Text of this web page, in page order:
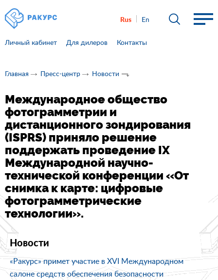
Rus En
Личный кабинет Для дилеров Контакты
Главная Пресс-центр Новости
Международное общество
фотограмметрии и
дистанционного зондирования
(ISPRS) приняло решение
поддержать проведение IX
Международной научно-
технической конференции «От
снимка к карте: цифровые
фотограмметрические
технологии».
Новости
«Ракурс» примет участие в XVI Международном
салоне средств обеспечения безопасности